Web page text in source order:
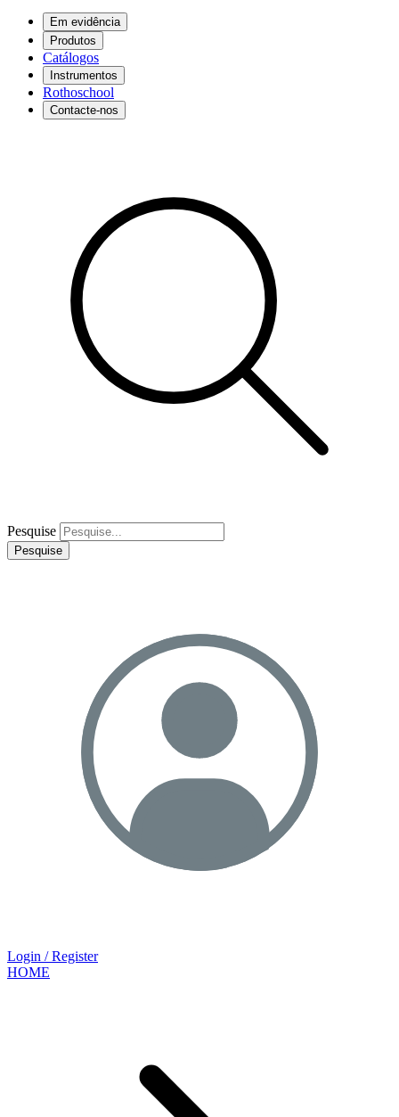
Em evidência
Produtos
Catálogos
Instrumentos
Rothoschool
Contacte-nos
Pesquise
Pesquise
Login / Register
HOME